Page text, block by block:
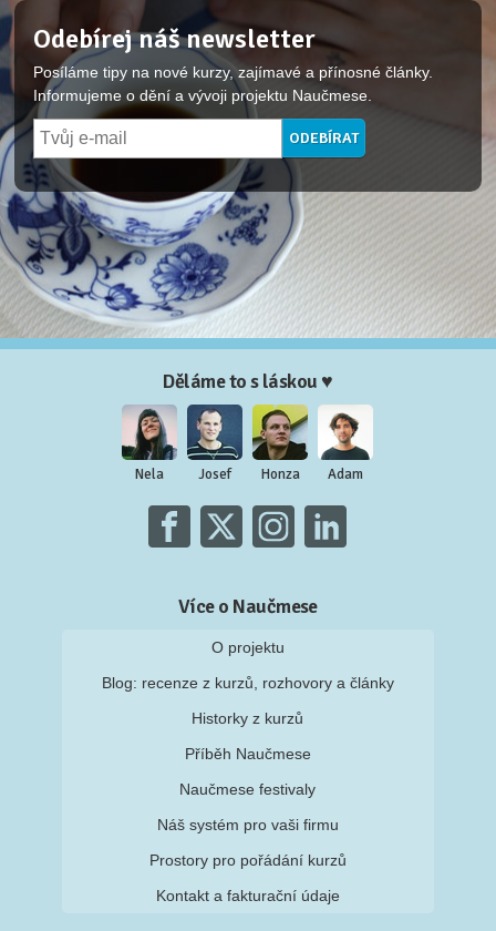
Odebírej náš newsletter
Posíláme tipy na nové kurzy, zajímavé a přínosné články.
Informujeme o dění a vývoji projektu Naučmese.
Děláme to s láskou ♥
Nela Josef Honza Adam
Více o Naučmese
O projektu
Blog: recenze z kurzů, rozhovory a články
Historky z kurzů
Příběh Naučmese
Naučmese festivaly
Náš systém pro vaši firmu
Prostory pro pořádání kurzů
Kontakt a fakturační údaje